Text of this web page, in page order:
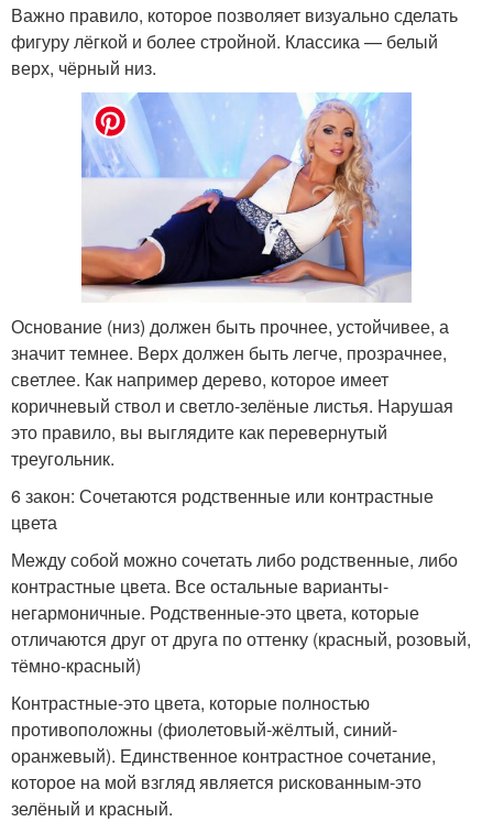
Важно правило, которое позволяет визуально сделать
фигуру лёгкой и более стройной. Классика — белый
верх, чёрный низ.
Основание (низ) должен быть прочнее, устойчивее, а
значит темнее. Верх должен быть легче, прозрачнее,
светлее. Как например дерево, которое имеет
коричневый ствол и светло-зелёные листья. Нарушая
это правило, вы выглядите как перевернутый
треугольник.
6 закон: Сочетаются родственные или контрастные
цвета
Между собой можно сочетать либо родственные, либо
контрастные цвета. Все остальные варианты-
негармоничные. Родственные-это цвета, которые
отличаются друг от друга по оттенку (красный, розовый,
тёмно-красный)
Контрастные-это цвета, которые полностью
противоположны (фиолетовый-жёлтый, синий-
оранжевый). Единственное контрастное сочетание,
которое на мой взгляд является рискованным-это
зелёный и красный.